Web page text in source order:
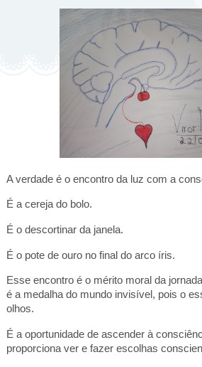
A verdade é o encontro da luz com a
É a cereja do bolo.
É o descortinar da janela.
É o pote de ouro no final do arco íris.
Esse encontro é o mérito moral da
é a medalha do mundo invisível, pois o
olhos.
É a oportunidade de ascender à
proporciona ver e fazer escolhas